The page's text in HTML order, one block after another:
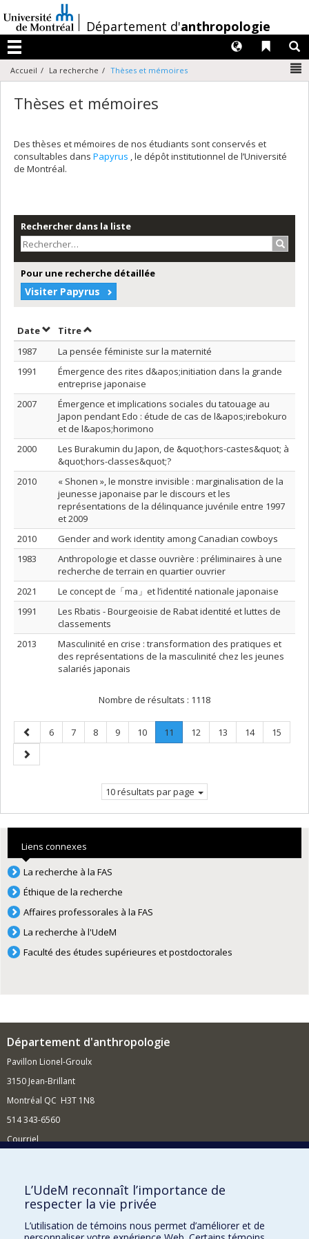
au
contenu
/Département d'anthropologie
Menu
Liens
Langues
Accueil La recherche Thèses et mémoires
Thèses et mémoires
Des thèses et mémoires de nos étudiants sont conservés et
consultables dans Papyrus , le dépôt institutionnel de l’Université
de Montréal.
Rechercher dans la liste
Pour une recherche détaillée
Visiter Papyrus
DateTrier par date en ordre croissant
TitreTrier par titre en ordre croissant
1987
La pensée féministe sur la maternité
1991
Émergence des rites d&apos;initiation dans la grande
entreprise japonaise
2007
Émergence et implications sociales du tatouage au
Japon pendant Edo : étude de cas de l&apos;irebokuro
et de l&apos;horimono
2000
Les Burakumin du Japon, de &quot;hors-castes&quot; à
&quot;hors-classes&quot;?
2010
« Shonen », le monstre invisible : marginalisation de la
jeunesse japonaise par le discours et les
représentations de la délinquance juvénile entre 1997
et 2009
2010
Gender and work identity among Canadian cowboys
1983
Anthropologie et classe ouvrière : préliminaires à une
recherche de terrain en quartier ouvrier
2021
Le concept de「ma」et l’identité nationale japonaise
1991
Les Rbatis - Bourgeoisie de Rabat identité et luttes de
classements
2013
Masculinité en crise : transformation des pratiques et
des représentations de la masculinité chez les jeunes
salariés japonais
Nombre de résultats : 1118
Page
précédente
Page
6 Page
7 Page
8 Page
9 Page
10 Page
11
Page
Page
12 Page
13 Page
14 Page
15
Page
suivante
10 résultats par page
Liens connexes
La recherche à la FAS
Éthique de la recherche
Affaires professorales à la FAS
La recherche à l'UdeM
Faculté des études supérieures et postdoctorales
Département d'anthropologie
Pavillon Lionel-Groulx
3150 Jean-Brillant
Montréal QC H3T 1N8
514 343-6560
Courriel
Comment soutenir le Département?
BESOIN D'AIDE?
Plan du site
L’UdeM reconnaît l’importance de
respecter la vie privée
L’utilisation de témoins nous permet d’améliorer et de